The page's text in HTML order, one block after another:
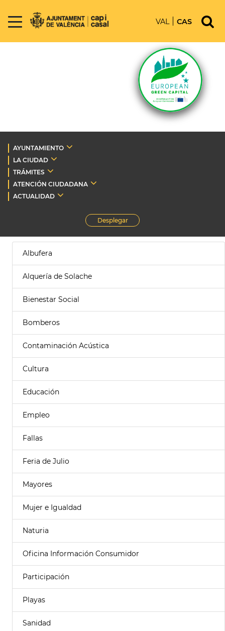
VAL CAS
AYUNTAMIENTO
LA CIUDAD
TRÁMITES
ATENCIÓN CIUDADANA
ACTUALIDAD
Desplegar
Albufera
Alquería de Solache
Bienestar Social
Bomberos
Contaminación Acústica
Cultura
Educación
Empleo
Fallas
Feria de Julio
Mayores
Mujer e Igualdad
Naturia
Oficina Información Consumidor
Participación
Playas
Sanidad